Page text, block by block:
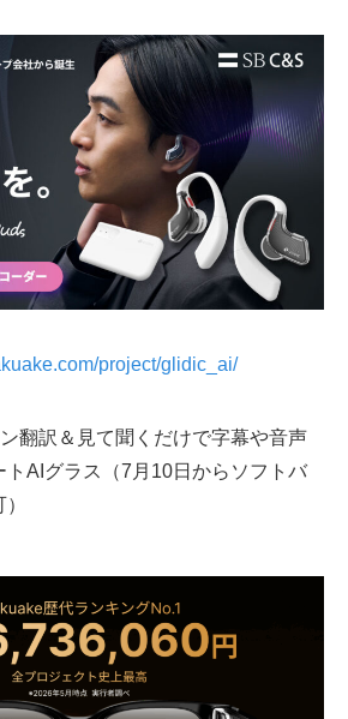
project/glidic_ai/
翻訳＆見て聞くだけで字幕や音声
トAIグラス（7月10日からソフトバ